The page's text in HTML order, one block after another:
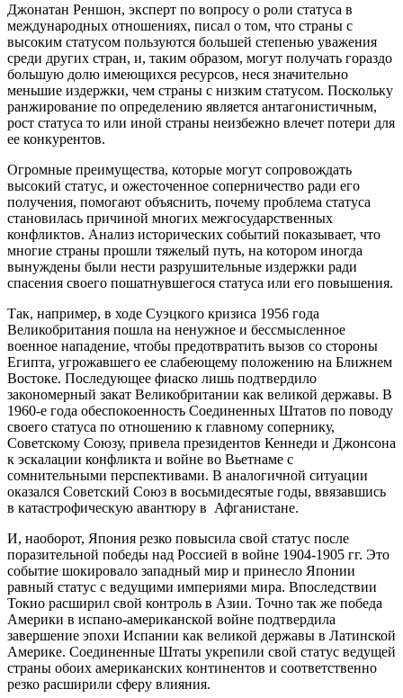
Джонатан Реншон, эксперт по вопросу о роли статуса в
международных отношениях, писал о том, что страны с
высоким статусом пользуются большей степенью уважения
среди других стран, и, таким образом, могут получать гораздо
большую долю имеющихся ресурсов, неся значительно
меньшие издержки, чем страны с низким статусом. Поскольку
ранжирование по определению является антагонистичным,
рост статуса то или иной страны неизбежно влечет потери для
ее конкурентов.
Огромные преимущества, которые могут сопровождать
высокий статус, и ожесточенное соперничество ради его
получения, помогают объяснить, почему проблема статуса
становилась причиной многих межгосударственных
конфликтов. Анализ исторических событий показывает, что
многие страны прошли тяжелый путь, на котором иногда
вынуждены были нести разрушительные издержки ради
спасения своего пошатнувшегося статуса или его повышения.
Так, например, в ходе Суэцкого кризиса 1956 года
Великобритания пошла на ненужное и бессмысленное
военное нападение, чтобы предотвратить вызов со стороны
Египта, угрожавшего ее слабеющему положению на Ближнем
Востоке. Последующее фиаско лишь подтвердило
закономерный закат Великобритании как великой державы. В
1960-е года обеспокоенность Соединенных Штатов по поводу
своего статуса по отношению к главному сопернику,
Советскому Союзу, привела президентов Кеннеди и Джонсона
к эскалации конфликта и войне во Вьетнаме с
сомнительными перспективами. В аналогичной ситуации
оказался Советский Союз в восьмидесятые годы, ввязавшись
в катастрофическую авантюру в Афганистане.
И, наоборот, Япония резко повысила свой статус после
поразительной победы над Россией в войне 1904-1905 гг. Это
событие шокировало западный мир и принесло Японии
равный статус с ведущими империями мира. Впоследствии
Токио расширил свой контроль в Азии. Точно так же победа
Америки в испано-американской войне подтвердила
завершение эпохи Испании как великой державы в Латинской
Америке. Соединенные Штаты укрепили свой статус ведущей
страны обоих американских континентов и соответственно
резко расширили сферу влияния.